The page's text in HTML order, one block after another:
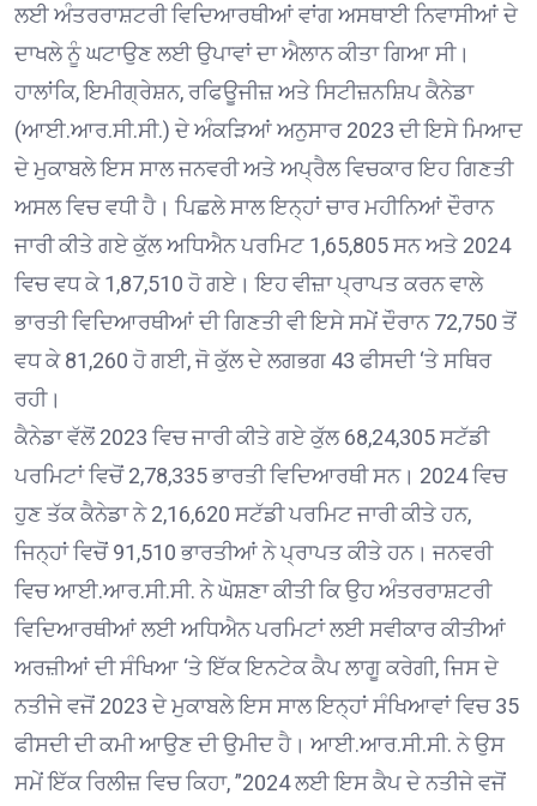
ਲਈ ਅੰਤਰਰਾਸ਼ਟਰੀ ਵਿਦਿਆਰਥੀਆਂ ਵਾਂਗ ਅਸਥਾਈ ਨਿਵਾਸੀਆਂ ਦੇ
ਦਾਖਲੇ ਨੂੰ ਘਟਾਉਣ ਲਈ ਉਪਾਵਾਂ ਦਾ ਐਲਾਨ ਕੀਤਾ ਗਿਆ ਸੀ।
ਹਾਲਾਂਕਿ, ਇਮੀਗ੍ਰੇਸ਼ਨ, ਰਫਿਊਜੀਜ਼ ਅਤੇ ਸਿਟੀਜ਼ਨਸ਼ਿਪ ਕੈਨੇਡਾ
(ਆਈ.ਆਰ.ਸੀ.ਸੀ.) ਦੇ ਅੰਕੜਿਆਂ ਅਨੁਸਾਰ 2023 ਦੀ ਇਸੇ ਮਿਆਦ
ਦੇ ਮੁਕਾਬਲੇ ਇਸ ਸਾਲ ਜਨਵਰੀ ਅਤੇ ਅਪ੍ਰੈਲ ਵਿਚਕਾਰ ਇਹ ਗਿਣਤੀ
ਅਸਲ ਵਿਚ ਵਧੀ ਹੈ। ਪਿਛਲੇ ਸਾਲ ਇਨ੍ਹਾਂ ਚਾਰ ਮਹੀਨਿਆਂ ਦੌਰਾਨ
ਜਾਰੀ ਕੀਤੇ ਗਏ ਕੁੱਲ ਅਧਿਐਨ ਪਰਮਿਟ 1,65,805 ਸਨ ਅਤੇ 2024
ਵਿਚ ਵਧ ਕੇ 1,87,510 ਹੋ ਗਏ। ਇਹ ਵੀਜ਼ਾ ਪ੍ਰਾਪਤ ਕਰਨ ਵਾਲੇ
ਭਾਰਤੀ ਵਿਦਿਆਰਥੀਆਂ ਦੀ ਗਿਣਤੀ ਵੀ ਇਸੇ ਸਮੇਂ ਦੌਰਾਨ 72,750 ਤੋਂ
ਵਧ ਕੇ 81,260 ਹੋ ਗਈ, ਜੋ ਕੁੱਲ ਦੇ ਲਗਭਗ 43 ਫੀਸਦੀ ‘ਤੇ ਸਥਿਰ
ਰਹੀ।
ਕੈਨੇਡਾ ਵੱਲੋਂ 2023 ਵਿਚ ਜਾਰੀ ਕੀਤੇ ਗਏ ਕੁੱਲ 68,24,305 ਸਟੱਡੀ
ਪਰਮਿਟਾਂ ਵਿਚੋਂ 2,78,335 ਭਾਰਤੀ ਵਿਦਿਆਰਥੀ ਸਨ। 2024 ਵਿਚ
ਹੁਣ ਤੱਕ ਕੈਨੇਡਾ ਨੇ 2,16,620 ਸਟੱਡੀ ਪਰਮਿਟ ਜਾਰੀ ਕੀਤੇ ਹਨ,
ਜਿਨ੍ਹਾਂ ਵਿਚੋਂ 91,510 ਭਾਰਤੀਆਂ ਨੇ ਪ੍ਰਾਪਤ ਕੀਤੇ ਹਨ। ਜਨਵਰੀ
ਵਿਚ ਆਈ.ਆਰ.ਸੀ.ਸੀ. ਨੇ ਘੋਸ਼ਣਾ ਕੀਤੀ ਕਿ ਉਹ ਅੰਤਰਰਾਸ਼ਟਰੀ
ਵਿਦਿਆਰਥੀਆਂ ਲਈ ਅਧਿਐਨ ਪਰਮਿਟਾਂ ਲਈ ਸਵੀਕਾਰ ਕੀਤੀਆਂ
ਅਰਜ਼ੀਆਂ ਦੀ ਸੰਖਿਆ ‘ਤੇ ਇੱਕ ਇਨਟੇਕ ਕੈਪ ਲਾਗੂ ਕਰੇਗੀ, ਜਿਸ ਦੇ
ਨਤੀਜੇ ਵਜੋਂ 2023 ਦੇ ਮੁਕਾਬਲੇ ਇਸ ਸਾਲ ਇਨ੍ਹਾਂ ਸੰਖਿਆਵਾਂ ਵਿਚ 35
ਫੀਸਦੀ ਦੀ ਕਮੀ ਆਉਣ ਦੀ ਉਮੀਦ ਹੈ। ਆਈ.ਆਰ.ਸੀ.ਸੀ. ਨੇ ਉਸ
ਸਮੇਂ ਇੱਕ ਰਿਲੀਜ਼ ਵਿਚ ਕਿਹਾ, ”2024 ਲਈ ਇਸ ਕੈਪ ਦੇ ਨਤੀਜੇ ਵਜੋਂ